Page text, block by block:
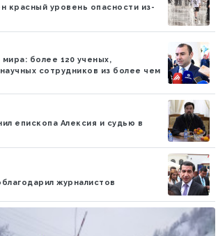
красный уровень опасности из-
более 120 ученых,
сотрудников из более чем
епископа Алексия и судью в
журналистов